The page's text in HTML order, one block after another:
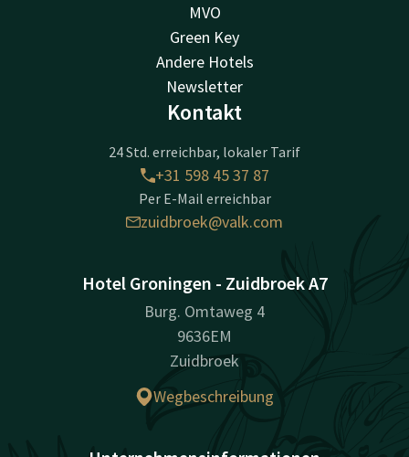
MVO
Green Key
Andere Hotels
Newsletter
Kontakt
24 Std. erreichbar, lokaler Tarif
+31 598 45 37 87
Per E-Mail erreichbar
zuidbroek@valk.com
Hotel Groningen - Zuidbroek A7
Burg. Omtaweg 4
9636EM
Zuidbroek
Wegbeschreibung